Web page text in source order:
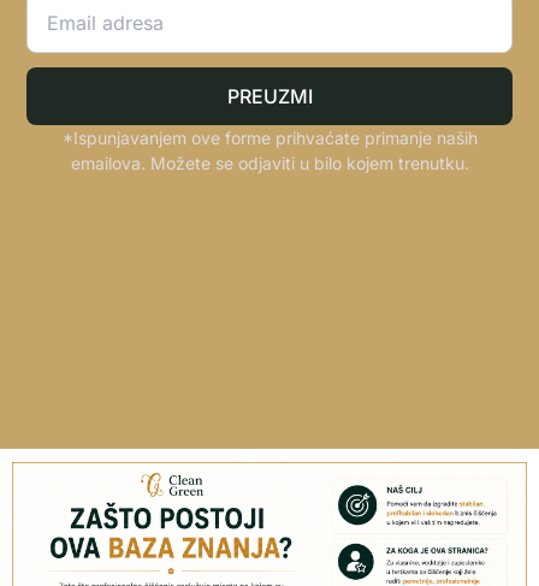
PREUZMI
*Ispunjavanjem ove forme prihvaćate primanje naših
emailova. Možete se odjaviti u bilo kojem trenutku.